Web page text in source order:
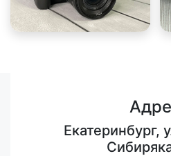
Екатеринбург,